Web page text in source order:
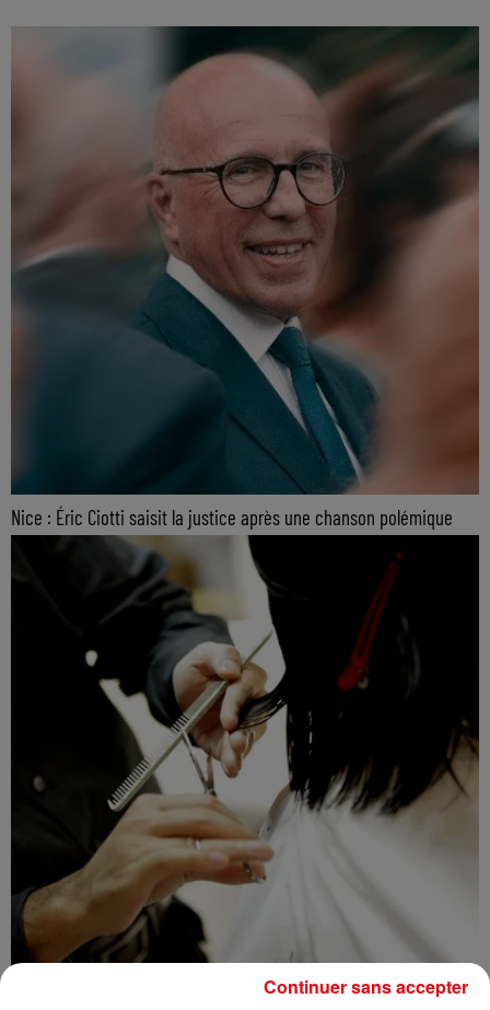
Nice : Éric Ciotti saisit la justice après une chanson polémique
Continuer sans accepter